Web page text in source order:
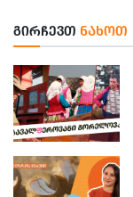
ᲒᲘᲠᲩᲔᲕᲗ ᲜᲐᲮᲝᲗ